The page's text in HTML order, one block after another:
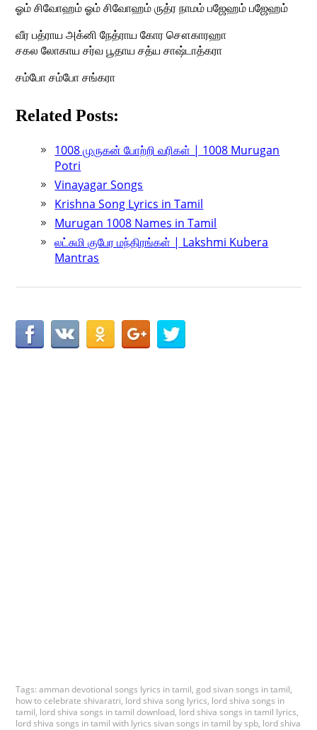
ஓம் சிவோஹம் ஓம் சிவோஹம் ருத்ர நாமம் பஜேஹம் பஜேஹம்
வீர பத்ராய அக்னி நேத்ராய கோர சௌகாரஹா
சகல லோகாய சர்வ பூதாய சத்ய சாஷ்டாத்கரா
சம்போ சம்போ சங்கரா
Related Posts:
1008 முருகன் போற்றி வரிகள் | 1008 Murugan
Potri
Vinayagar Songs
Krishna Song Lyrics in Tamil
Murugan 1008 Names in Tamil
லட்சுமி குபேர மந்திரங்கள் | Lakshmi Kubera
Mantras
Tags:amman devotional songs lyrics in tamil, god sivan songs in tamil,
how to celebrate shivaratri, lord shiva song lyrics, lord shiva songs in
tamil, lord shiva songs in tamil download, lord shiva songs in tamil lyrics,
lord shiva songs in tamil with lyrics sivan songs in tamil by spb, lord shiva